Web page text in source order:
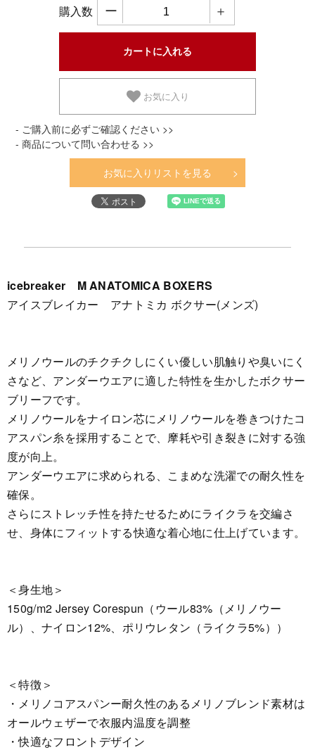
購入数 ー ＋
お気に入り
- ご購入前に必ずご確認ください >>
- 商品について問い合わせる >>
お気に入りリストを見る
icebreaker M ANATOMICA BOXERS
アイスブレイカー アナトミカ ボクサー(メンズ)
メリノウールのチクチクしにくい優しい肌触りや臭いにく
さなど、アンダーウエアに適した特性を生かしたボクサー
ブリーフです。
メリノウールをナイロン芯にメリノウールを巻きつけたコ
アスパン糸を採用することで、摩耗や引き裂きに対する強
度が向上。
アンダーウエアに求められる、こまめな洗濯での耐久性を
確保。
さらにストレッチ性を持たせるためにライクラを交編さ
せ、身体にフィットする快適な着心地に仕上げています。
＜身生地＞
150g/m2 Jersey Corespun（ウール83%（メリノウー
ル）、ナイロン12%、ポリウレタン（ライクラ5%））
＜特徴＞
・メリノコアスパンー耐久性のあるメリノブレンド素材は
オールウェザーで衣服内温度を調整
・快適なフロントデザイン